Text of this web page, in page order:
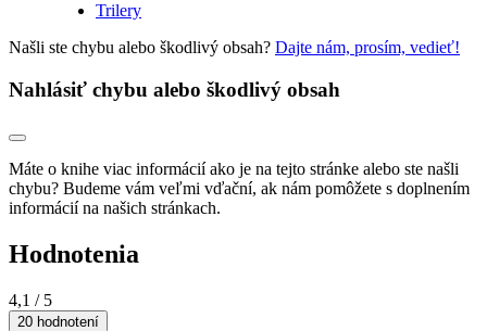
Trilery
Našli ste chybu alebo škodlivý obsah? Dajte nám, prosím, vedieť!
Nahlásiť chybu alebo škodlivý obsah
Máte o knihe viac informácií ako je na tejto stránke alebo ste našli
chybu? Budeme vám veľmi vďační, ak nám pomôžete s doplnením
informácií na našich stránkach.
Hodnotenia
4,1 / 5
20 hodnotení